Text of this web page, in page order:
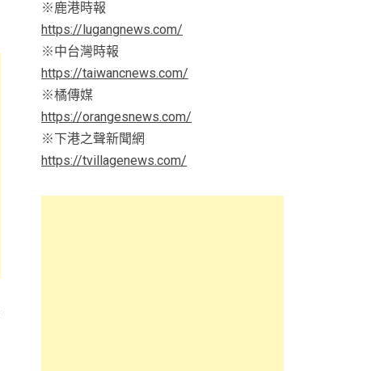
※鹿港時報
https://lugangnews.com/
※中台灣時報
https://taiwancnews.com/
※橘傳媒
https://orangesnews.com/
※下港之聲新聞網
https://tvillagenews.com/